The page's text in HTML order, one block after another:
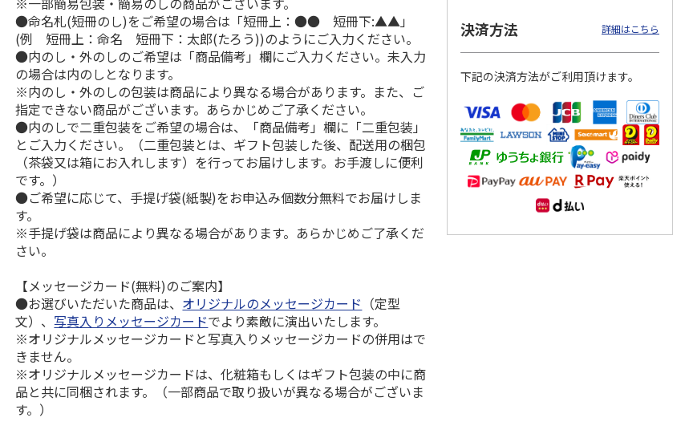
●命名札(短冊のし)をご希望の場合は「短冊上：●● 短冊下:▲▲」
(例 短冊上：命名 短冊下：太郎(たろう))のようにご入力ください。
●内のし・外のしのご希望は「商品備考」欄にご入力ください。未入力
の場合は内のしとなります。
※内のし・外のしの包装は商品により異なる場合があります。また、ご
指定できない商品がございます。あらかじめご了承ください。
●内のしで二重包装をご希望の場合は、「商品備考」欄に「二重包装」
とご入力ください。（二重包装とは、ギフト包装した後、配送用の梱包
（茶袋又は箱にお入れします）を行ってお届けします。お手渡しに便利
です。）
●ご希望に応じて、手提げ袋(紙製)をお申込み個数分無料でお届けしま
す。
※手提げ袋は商品により異なる場合があります。あらかじめご了承くだ
さい。
【メッセージカード(無料)のご案内】
●お選びいただいた商品は、 オリジナルのメッセージカード （定型
文）、写真入りメッセージカードでより素敵に演出いたします。
※オリジナルメッセージカードと写真入りメッセージカードの併用はで
きません。
※オリジナルメッセージカードは、化粧箱もしくはギフト包装の中に商
品と共に同梱されます。（一部商品で取り扱いが異なる場合がございま
す。）
決済方法 詳細はこちら
下記の決済方法がご利用頂けます。